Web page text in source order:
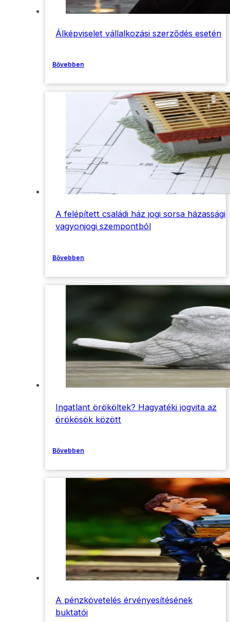
Álképviselet vállalkozási szerződés esetén
Bővebben
A felépített családi ház jogi sorsa házassági
vagyonjogi szempontból
Bővebben
Ingatlant örököltek? Hagyatéki jogvita az
örökösök között
Bővebben
A pénzkövetelés érvényesítésének
buktatói